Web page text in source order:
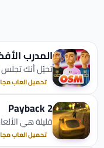
المدرب
تخيّل أنك تجلس
تحميل العاب
Payback 2‏
قليلة هي
تحميل العاب